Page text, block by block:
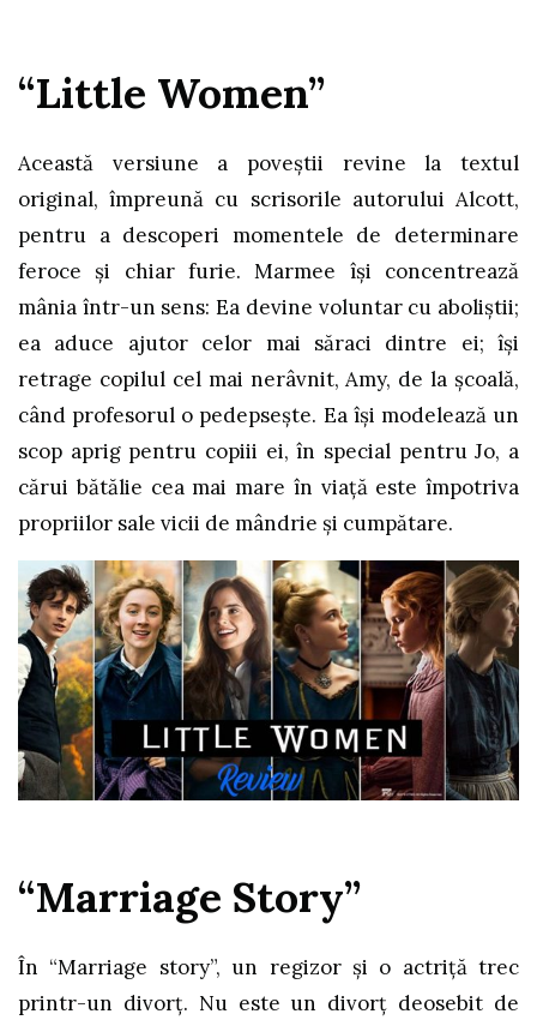
“Little Women”
Această versiune a poveștii revine la textul
original, împreună cu scrisorile autorului Alcott,
pentru a descoperi momentele de determinare
feroce și chiar furie. Marmee își concentrează
mânia într-un sens: Ea devine voluntar cu aboliștii;
ea aduce ajutor celor mai săraci dintre ei; își
retrage copilul cel mai nerâvnit, Amy, de la școală,
când profesorul o pedepsește. Ea își modelează un
scop aprig pentru copiii ei, în special pentru Jo, a
cărui bătălie cea mai mare în viață este împotriva
propriilor sale vicii de mândrie și cumpătare.
“Marriage Story”
În “Marriage story”, un regizor și o actriță trec
printr-un divorț. Nu este un divorț deosebit de